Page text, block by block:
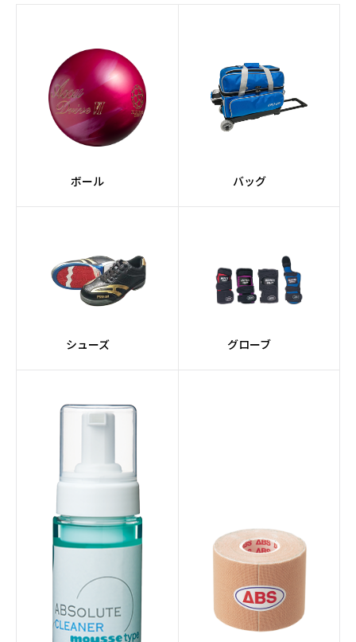
ボール バッグ
シューズ グローブ